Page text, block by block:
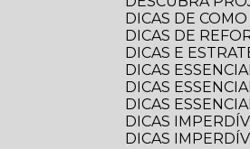
DICAS DE
DICAS DE
DICAS E
DICAS
DICAS
DICAS
DICAS
DICAS